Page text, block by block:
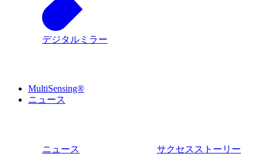
デジタルミラー
MultiSensing®
ニュース
ニュース サクセスストーリー